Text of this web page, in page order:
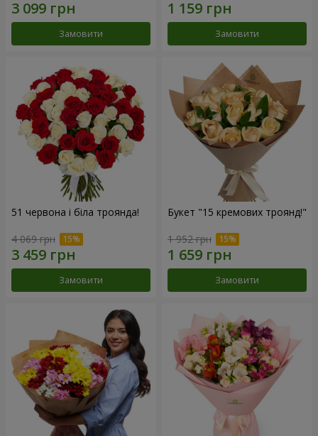
Замовити Замовити
51 червона і біла троянда!
4 069 грн
Замовити
Букет "15 кремових троянд!"
1 952 грн
Замовити